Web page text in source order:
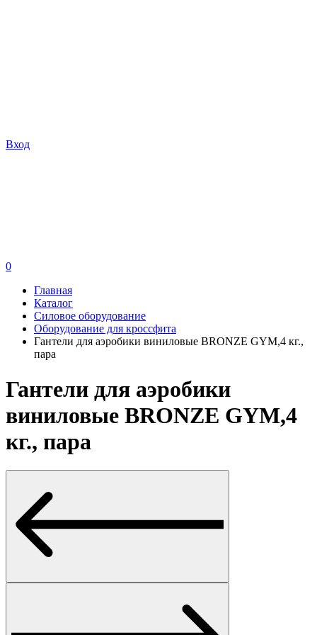
Вход
0
Главная
Каталог
Силовое оборудование
Оборудование для кроссфита
Гантели для аэробики виниловые BRONZE GYM,4 кг.,
пара
Гантели для аэробики
виниловые BRONZE GYM,4
кг., пара